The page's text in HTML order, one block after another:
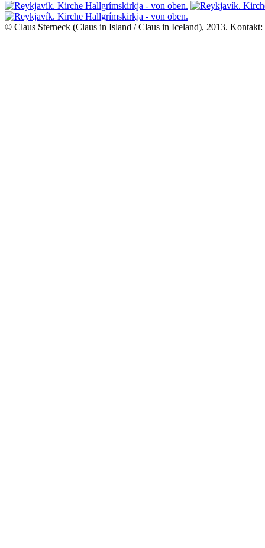
© Claus Sterneck (Claus in Island / Claus in Iceland), 2013. Kontakt: